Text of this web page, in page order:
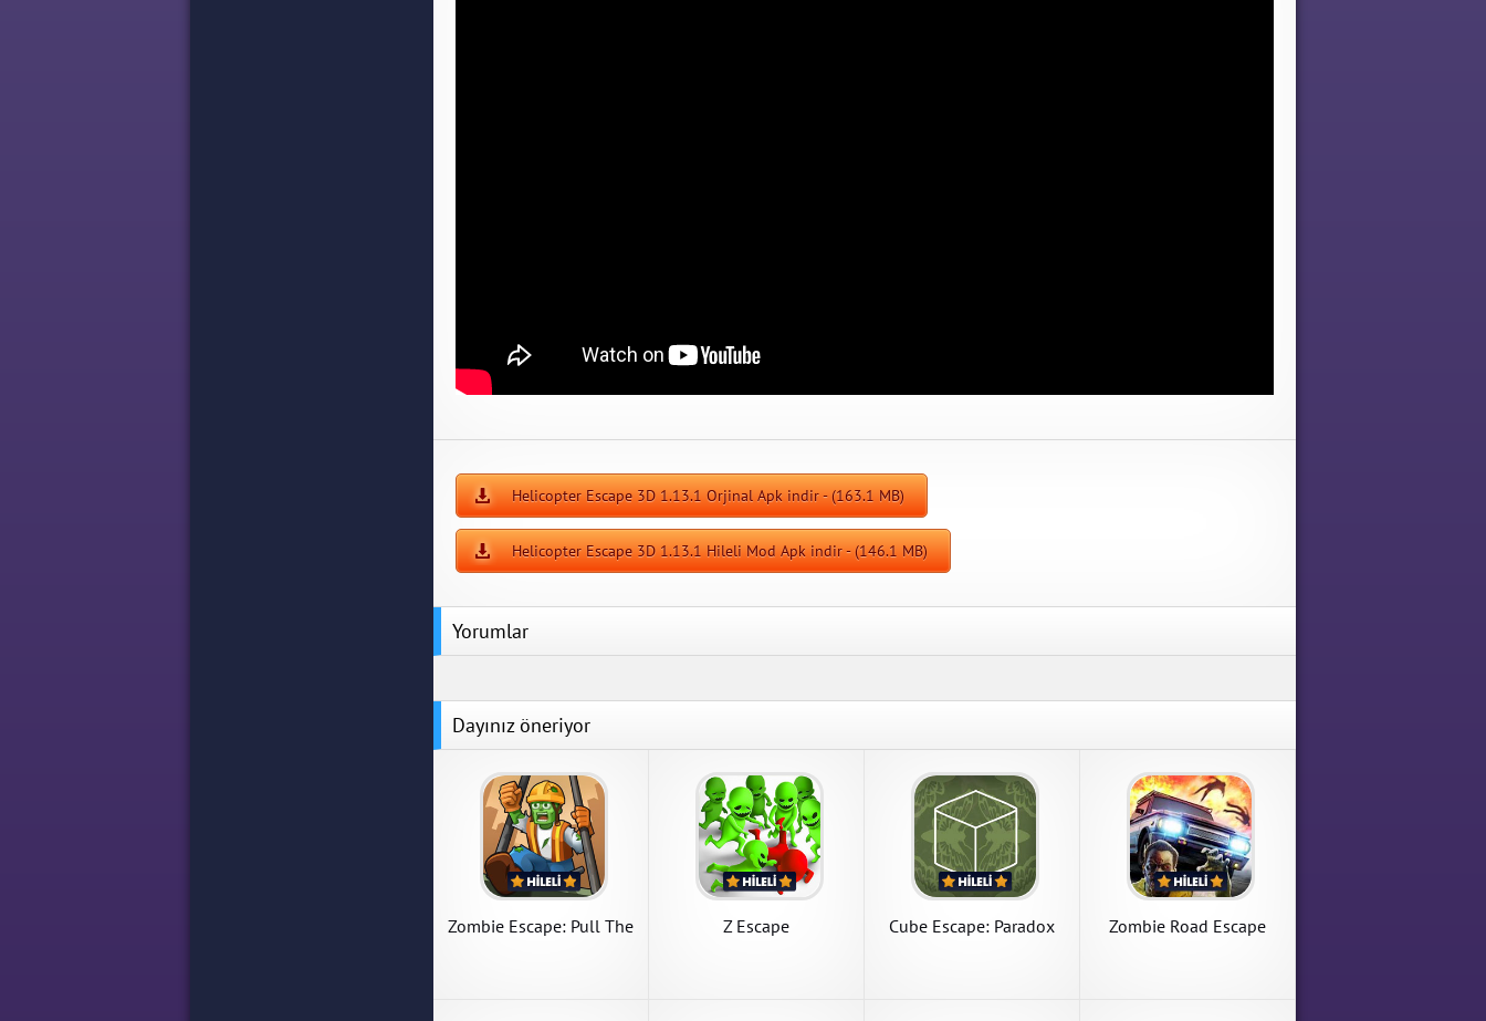
Helicopter Escape 3D 1.13.1 Orjinal Apk indir - (163.1 MB)
Helicopter Escape 3D 1.13.1 Hileli Mod Apk indir - (146.1 MB)
Yorumlar
Dayınız öneriyor
Zombie Escape: Pull The
Z Escape
Z Escape
Z Escape 1.9.2 Para Hileli
Mod Apk indir
APK İndir
Cube Escape: Paradox
Cube Escape: Paradox
Cube Escape: Paradox 1.2.15
Kilitler Açık Hileli Mod Apk
APK İndir
Zombie Road Escape